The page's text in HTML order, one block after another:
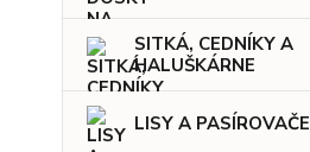
SITKÁ, CEDNÍKY A
HALUŠKÁRNE
LISY A PASÍROVAČE